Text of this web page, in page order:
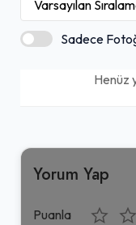
Sadece
Henüz
Yorum Yap
Puanla